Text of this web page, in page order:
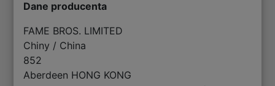
Dane producenta
FAME BROS. LIMITED
Chiny / China
852
Aberdeen HONG KONG